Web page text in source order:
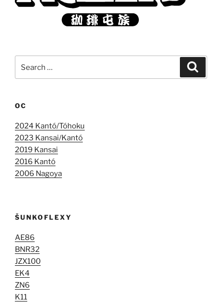
for:
OC
2024 Kantó/Tóhoku
2023 Kansai/Kantó
2019 Kansai
2016 Kantó
2006 Nagoya
ŠUNKOFLEXY
AE86
BNR32
JZX100
EK4
ZN6
K11